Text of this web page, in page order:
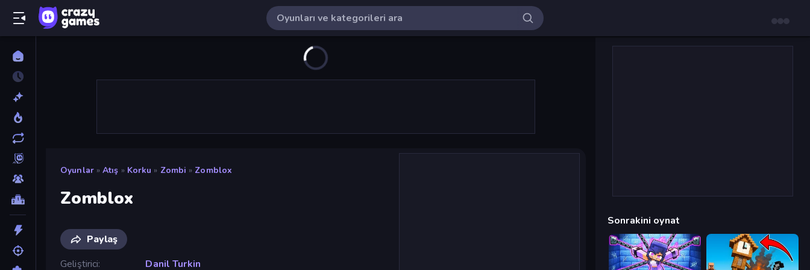
Oyunlar » Atış » Korku » Zombi » Zomblox
Zomblox
Paylaş
Geliştirici
Danil Turkin
Sonrakini oynat